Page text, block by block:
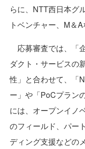
らに、NTT西日本グ
トベンチャー、M＆
応募審査では、「
ダクト・サービスの
性」と合わせて、「
ー」や「PoCプラン
には、オープンイノ
のフィールド、パー
ディング支援などの